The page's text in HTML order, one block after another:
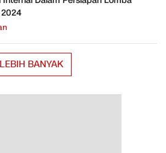
2024
LEBIH BANYAK